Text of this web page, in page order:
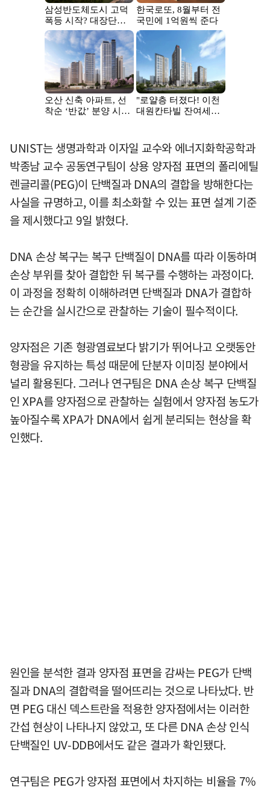
UNIST는 생명과학과 이자일 교수와 에너지화학공학과
박종남 교수 공동연구팀이 상용 양자점 표면의 폴리에틸
렌글리콜(PEG)이 단백질과 DNA의 결합을 방해한다는
사실을 규명하고, 이를 최소화할 수 있는 표면 설계 기준
을 제시했다고 9일 밝혔다.
DNA 손상 복구는 복구 단백질이 DNA를 따라 이동하며
손상 부위를 찾아 결합한 뒤 복구를 수행하는 과정이다.
이 과정을 정확히 이해하려면 단백질과 DNA가 결합하
는 순간을 실시간으로 관찰하는 기술이 필수적이다.
양자점은 기존 형광염료보다 밝기가 뛰어나고 오랫동안
형광을 유지하는 특성 때문에 단분자 이미징 분야에서
널리 활용된다. 그러나 연구팀은 DNA 손상 복구 단백질
인 XPA를 양자점으로 관찰하는 실험에서 양자점 농도가
높아질수록 XPA가 DNA에서 쉽게 분리되는 현상을 확
인했다.
원인을 분석한 결과 양자점 표면을 감싸는 PEG가 단백
질과 DNA의 결합력을 떨어뜨리는 것으로 나타났다. 반
면 PEG 대신 덱스트란을 적용한 양자점에서는 이러한
간섭 현상이 나타나지 않았고, 또 다른 DNA 손상 인식
단백질인 UV-DDB에서도 같은 결과가 확인됐다.
연구팀은 PEG가 양자점 표면에서 차지하는 비율을 7%